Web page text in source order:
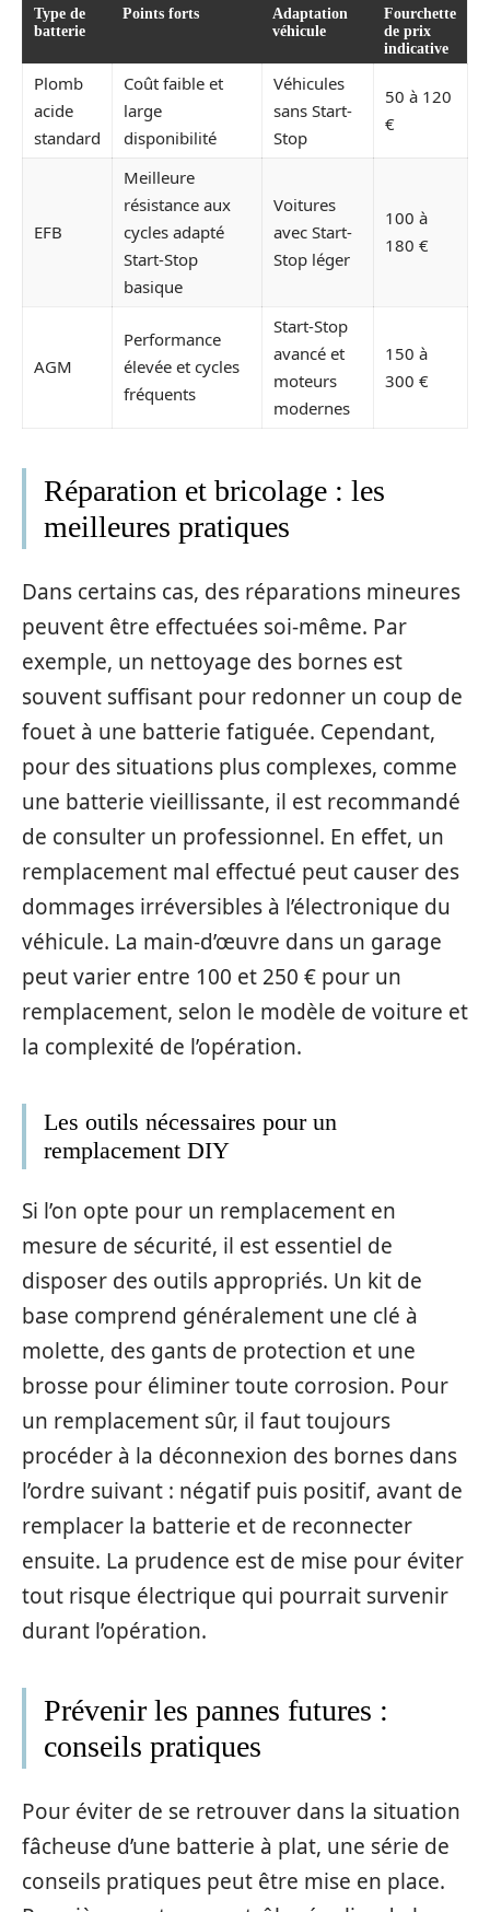
Type de
batterie
Points forts
Adaptation
véhicule
Fourchette
de prix
indicative
Plomb
acide
standard
Coût faible et
large
disponibilité
Véhicules
sans Start-
Stop
50 à 120
€
EFB
Meilleure
résistance aux
cycles adapté
Start-Stop
basique
Voitures
avec Start-
Stop léger
100 à
180 €
AGM
Performance
élevée et cycles
fréquents
Start-Stop
avancé et
moteurs
modernes
150 à
300 €
Réparation et bricolage : les
meilleures pratiques
Dans certains cas, des réparations mineures
peuvent être effectuées soi-même. Par
exemple, un nettoyage des bornes est
souvent suffisant pour redonner un coup de
fouet à une batterie fatiguée. Cependant,
pour des situations plus complexes, comme
une batterie vieillissante, il est recommandé
de consulter un professionnel. En effet, un
remplacement mal effectué peut causer des
dommages irréversibles à l’électronique du
véhicule. La main-d’œuvre dans un garage
peut varier entre 100 et 250 € pour un
remplacement, selon le modèle de voiture et
la complexité de l’opération.
Les outils nécessaires pour un
remplacement DIY
Si l’on opte pour un remplacement en
mesure de sécurité, il est essentiel de
disposer des outils appropriés. Un kit de
base comprend généralement une clé à
molette, des gants de protection et une
brosse pour éliminer toute corrosion. Pour
un remplacement sûr, il faut toujours
procéder à la déconnexion des bornes dans
l’ordre suivant : négatif puis positif, avant de
remplacer la batterie et de reconnecter
ensuite. La prudence est de mise pour éviter
tout risque électrique qui pourrait survenir
durant l’opération.
Prévenir les pannes futures :
conseils pratiques
Pour éviter de se retrouver dans la situation
fâcheuse d’une batterie à plat, une série de
conseils pratiques peut être mise en place.